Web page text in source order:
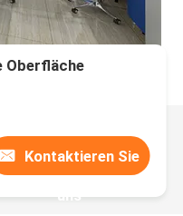
Oberfläche
Kontaktieren Sie
uns